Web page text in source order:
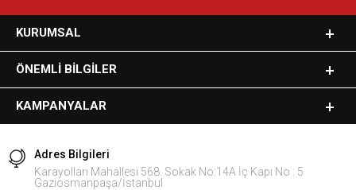
KURUMSAL
ÖNEMLI BILGILER
KAMPANYALAR
Adres Bilgileri
Karayolları Mahallesi 568. Sokak No:14A İç Kapı No : 5
Gaziosmanpaşa/İstanbul